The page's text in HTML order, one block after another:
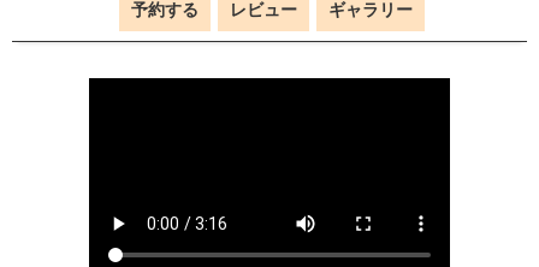
予約する レビュー ギャラリー